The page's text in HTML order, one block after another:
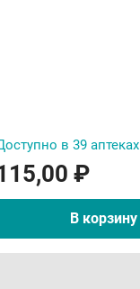
в 39 аптеках
₽
В корзину